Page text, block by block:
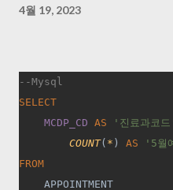
4월 19, 2023
--Mysql
SELECT
MCDP_CD AS ' 진료과코드
COUNT( * ) AS '5월
FROM
APPOINTMENT